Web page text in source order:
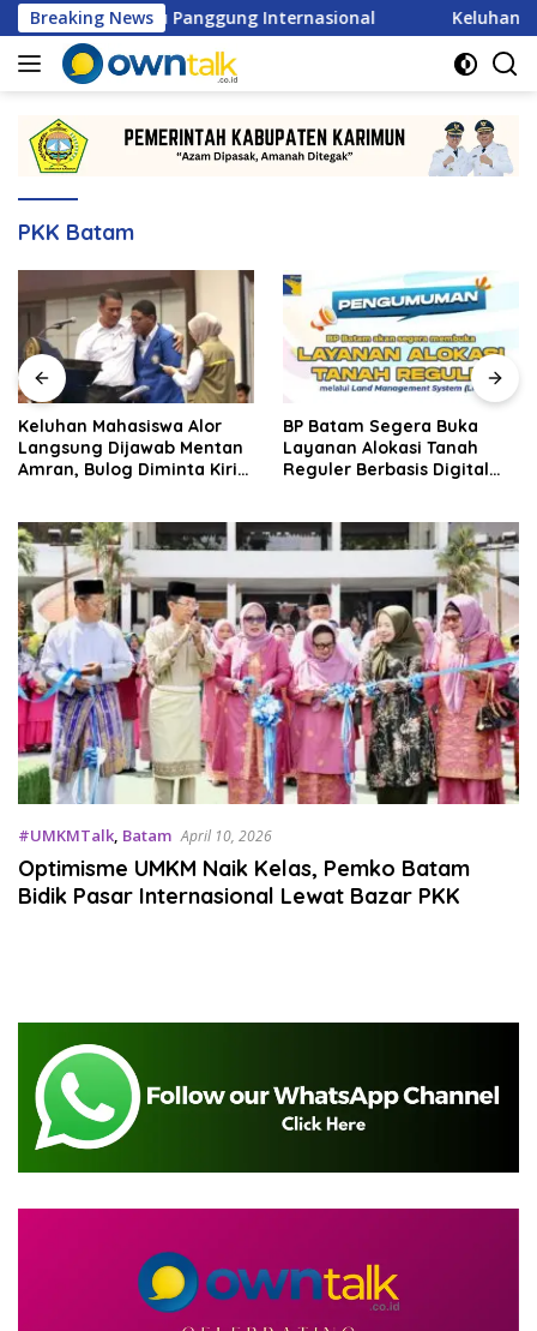
Langsung
ke
konten
Breaking News
Menuju Panggung Internasional Keluhan
PKK Batam
Keluhan Mahasiswa Alor
Langsung Dijawab Mentan
Amran, Bulog Diminta Kirim
BP Batam Segera Buka
Layanan Alokasi Tanah
Reguler Berbasis Digital
#UMKMTalk, Batam April 10, 2026
Optimisme UMKM Naik Kelas, Pemko Batam
Bidik Pasar Internasional Lewat Bazar PKK